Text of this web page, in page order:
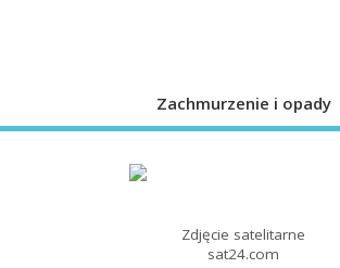
Zachmurzenie i opady
Zdjęcie satelitarne
sat24.com